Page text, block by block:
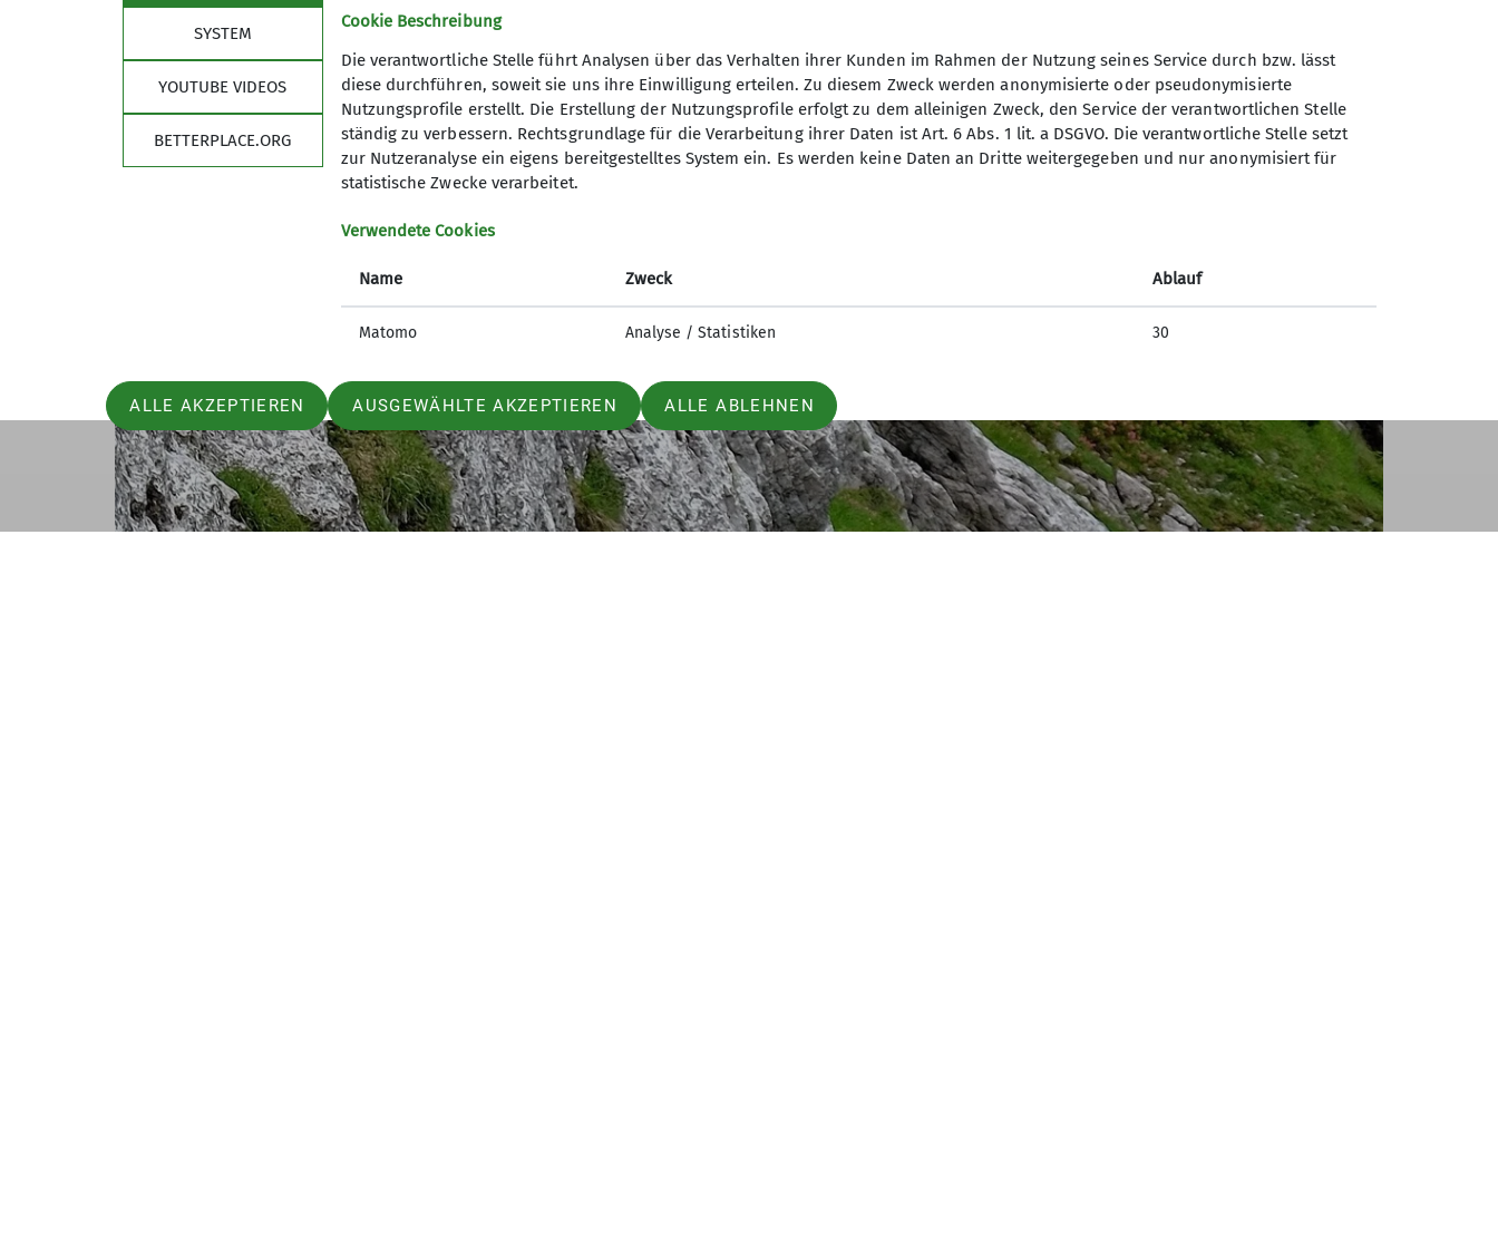
Am Ende der Kletterrouten heißt es stets: Abseilen über die Routen, und nach dieser Übung waren alle zufrieden mit dem Tag. Edith und
Laura, chronisch unterfordert stiegen noch in die Route „Marie“ ein, die den 6ten Grad von ihren Bezwingern sehen möchte. Wer unsere
zwei Novizen kennt, wundert sich kein bischen, daß ich beide oben in Empfang nehmen konnte.
Diese zweite Route forderte allerdings Tribut: als wir zurück zur Kenzenhütte kamen, stand der letzte Bus bereits abfahrbereit und statt
eines gemütlichen Hüttenbieres gab es nur ein Kühlschrankbier im Bus. Immerhin das. Sieben Peißenberger Kletterer stiegen
hochzufrieden mit dem Tag zu Albert in den Bus und fuhren hinunter nach Halblech und weiter nach Hause.
SYSTEM
YOUTUBE VIDEOS
BETTERPLACE.ORG
Cookie Beschreibung
Die verantwortliche Stelle führt Analysen über das Verhalten ihrer Kunden im Rahmen der Nutzung seines Service durch bzw. lässt
diese durchführen, soweit sie uns ihre Einwilligung erteilen. Zu diesem Zweck werden anonymisierte oder pseudonymisierte
Nutzungsprofile erstellt. Die Erstellung der Nutzungsprofile erfolgt zu dem alleinigen Zweck, den Service der verantwortlichen Stelle
ständig zu verbessern. Rechtsgrundlage für die Verarbeitung ihrer Daten ist Art. 6 Abs. 1 lit. a DSGVO. Die verantwortliche Stelle setzt
zur Nutzeranalyse ein eigens bereitgestelltes System ein. Es werden keine Daten an Dritte weitergegeben und nur anonymisiert für
statistische Zwecke verarbeitet.
Verwendete Cookies
Name Zweck Ablauf
Matomo Analyse / Statistiken 30
ALLE AKZEPTIEREN AUSGEWÄHLTE AKZEPTIEREN ALLE ABLEHNEN